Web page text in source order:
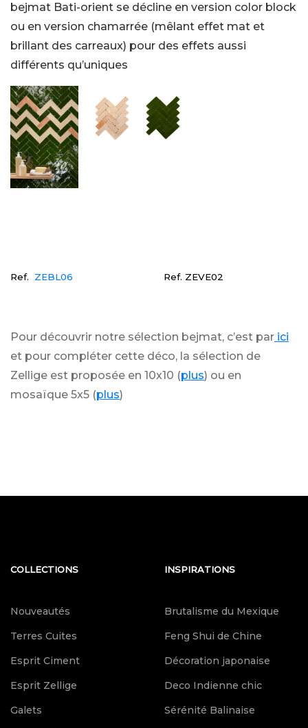
bejmat Bati-orient se décline en version color block
ou en version chamarrée (mêlant effet mat et
brillant des carreaux) pour des effets aussi
différents qu’uniques
Ref. ZEBL06 Ref. ZEVE02
Pour découvrir notre sélection bejmat, c’est par ici
et pour compléter cette déco, la sélection de
Zellige est proposée en 10x10 (plus) ou en
mosaïque 5x5 (plus)
COLLECTIONS
Nouveautés
Terres Cuites
Esprit Ciment
Esprit Zellige
Galets
INSPIRATIONS
Brutalisme du Mexique
Feng Shui de Chine
Décoration japonaise
Deco Indienne chic
Sérénité Balinaise